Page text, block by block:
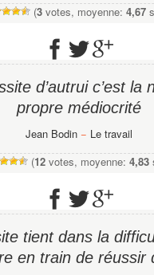
(3 votes, moyenne: 4,67
d’autrui c’est la
propre médiocrité
Jean Bodin − Le travail
(12votes, moyenne: 4,83
tient dans la
en train de réussir